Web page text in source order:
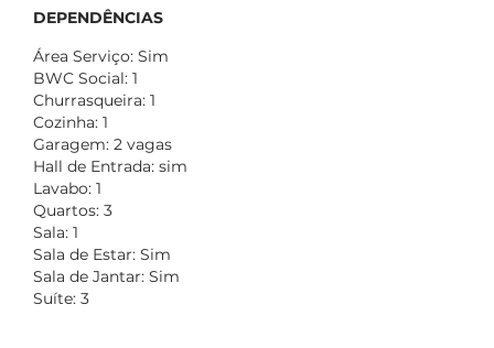
DEPENDÊNCIAS
Área Serviço: Sim
BWC Social: 1
Churrasqueira: 1
Cozinha: 1
Garagem: 2 vagas
Hall de Entrada: sim
Lavabo: 1
Quartos: 3
Sala: 1
Sala de Estar: Sim
Sala de Jantar: Sim
Suíte: 3